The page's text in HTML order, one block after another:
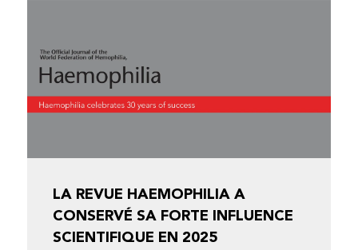
LA REVUE HAEMOPHILIA A
CONSERVÉ SA FORTE INFLUENCE
SCIENTIFIQUE EN 2025